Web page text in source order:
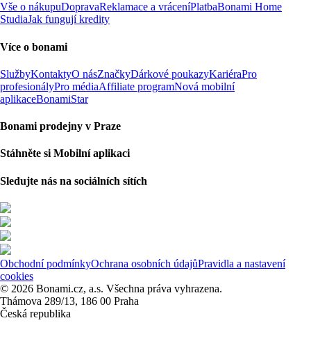
Vše o nákupuDopravaReklamace a vráceníPlatbaBonami Home
StudiaJak fungují kredity
Více o bonami
SlužbyKontaktyO násZnačkyDárkové poukazyKariéraPro
profesionályPro médiaAffiliate programNová mobilní
aplikaceBonamiStar
Bonami prodejny v Praze
Stáhněte si Mobilní aplikaci
Sledujte nás na sociálních sítích
Obchodní podmínkyOchrana osobních údajůPravidla a nastavení
cookies
© 2026 Bonami.cz, a.s. Všechna práva vyhrazena.
Thámova 289/13, 186 00 Praha
Česká republika